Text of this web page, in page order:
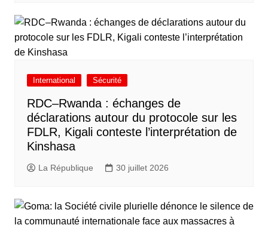
International Sécurité
RDC–Rwanda : échanges de
déclarations autour du protocole sur les
FDLR, Kigali conteste l’interprétation de
Kinshasa
La République 30 juillet 2026